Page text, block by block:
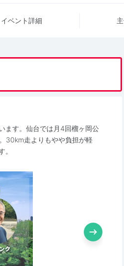
イベント詳細
ます。仙台では月4回榴ヶ岡公
30km走よりもやや負担が軽
。